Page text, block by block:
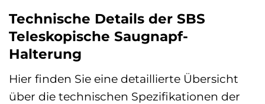
Technische Details der SBS
Teleskopische Saugnapf-
Halterung
Hier finden Sie eine detaillierte Übersicht
über die technischen Spezifikationen der